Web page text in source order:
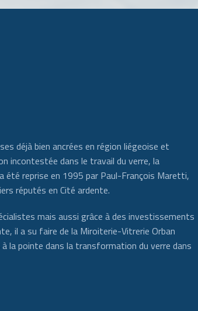
déjà bien ancrées en région liégeoise et
incontestée dans le travail du verre, la
été reprise en 1995 par Paul-François Maretti,
réputés en Cité ardente.
mais aussi grâce à des investissements
il a su faire de la Miroiterie-Vitrerie Orban
la pointe dans la transformation du verre dans